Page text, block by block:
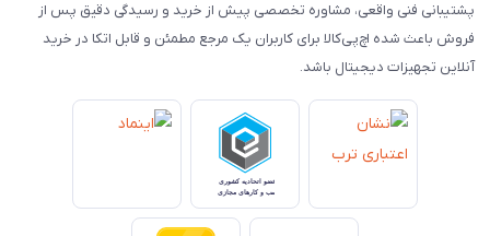
پشتیبانی فنی واقعی، مشاوره تخصصی پیش از خرید و رسیدگی دقیق پس از
فروش باعث شده اچ‌پی‌کالا برای کاربران یک مرجع مطمئن و قابل اتکا در خرید
آنلاین تجهیزات دیجیتال باشد.